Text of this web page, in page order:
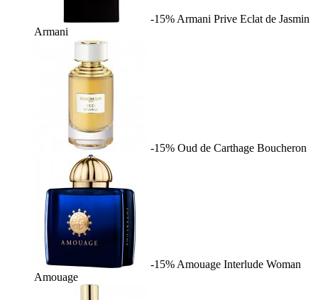
-15% Armani Prive Eclat de Jasmin
Armani
-15% Oud de Carthage Boucheron
-15% Amouage Interlude Woman
Amouage